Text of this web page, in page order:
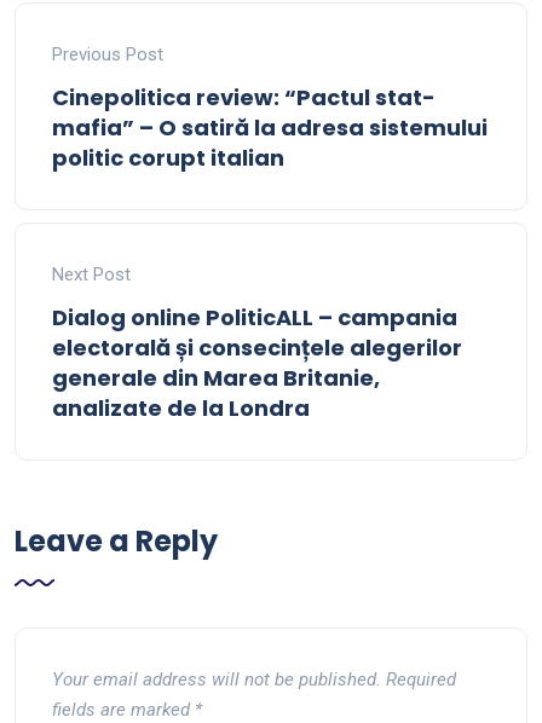
Previous Post
Cinepolitica review: “Pactul stat-
mafia” – O satiră la adresa sistemului
politic corupt italian
Next Post
Dialog online PoliticALL – campania
electorală și consecințele alegerilor
generale din Marea Britanie,
analizate de la Londra
Leave a Reply
Your email address will not be published. Required
fields are marked *